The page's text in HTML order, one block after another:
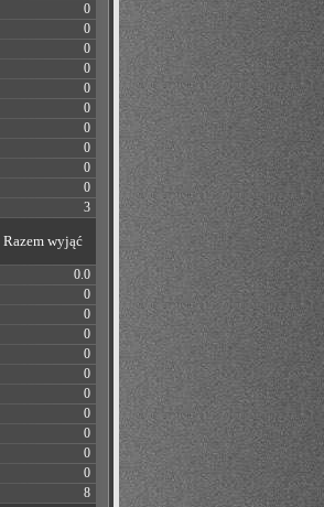
0
0
0
0
0
0
0
0
0
0
3
Razem wyjąć
0.0
0
0
0
0
0
0
0
0
0
0
8